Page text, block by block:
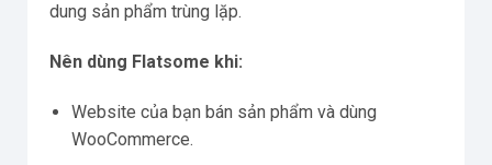
dung sản phẩm trùng lặp.
Nên dùng Flatsome khi:
Website của bạn bán sản phẩm và dùng
WooCommerce.